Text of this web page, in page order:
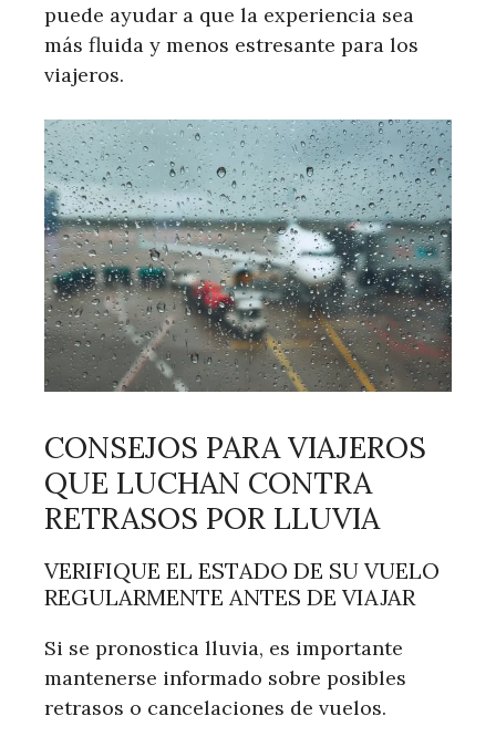
puede ayudar a que la experiencia sea
más fluida y menos estresante para los
viajeros.
CONSEJOS PARA VIAJEROS
QUE LUCHAN CONTRA
RETRASOS POR LLUVIA
VERIFIQUE EL ESTADO DE SU VUELO
REGULARMENTE ANTES DE VIAJAR
Si se pronostica lluvia, es importante
mantenerse informado sobre posibles
retrasos o cancelaciones de vuelos.